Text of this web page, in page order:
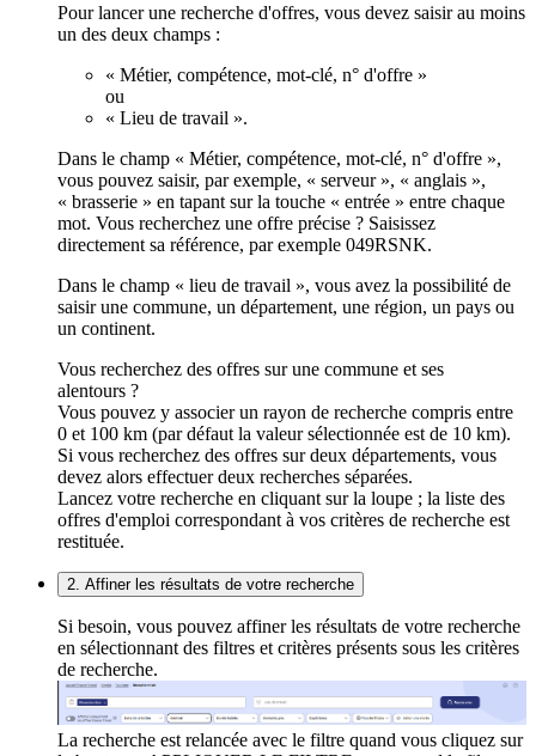
Pour lancer une recherche d'offres, vous devez saisir au moins
un des deux champs :
« Métier, compétence, mot-clé, n° d'offre »
ou
« Lieu de travail ».
Dans le champ « Métier, compétence, mot-clé, n° d'offre »,
vous pouvez saisir, par exemple, « serveur », « anglais »,
« brasserie » en tapant sur la touche « entrée » entre chaque
mot. Vous recherchez une offre précise ? Saisissez
directement sa référence, par exemple 049RSNK.
Dans le champ « lieu de travail », vous avez la possibilité de
saisir une commune, un département, une région, un pays ou
un continent.
Vous recherchez des offres sur une commune et ses
alentours ?
Vous pouvez y associer un rayon de recherche compris entre
0 et 100 km (par défaut la valeur sélectionnée est de 10 km).
Si vous recherchez des offres sur deux départements, vous
devez alors effectuer deux recherches séparées.
Lancez votre recherche en cliquant sur la loupe ; la liste des
offres d'emploi correspondant à vos critères de recherche est
restituée.
2. Affiner les résultats de votre recherche
Si besoin, vous pouvez affiner les résultats de votre recherche
en sélectionnant des filtres et critères présents sous les critères
de recherche.
La recherche est relancée avec le filtre quand vous cliquez sur